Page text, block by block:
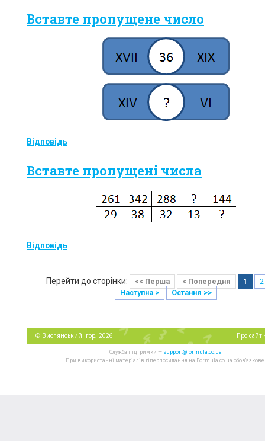
Вставте пропущене число
Відповідь
Вставте пропущені числа
Відповідь
Перейти до сторінки: << Перша < Попередня 1
2
Наступна >
Остання >>
© Виспянський Ігор, 2026 Про сайт
Служба підтримки — support@formula.co.ua
При використанні матеріалів гіперпосилання на Formula.co.ua обов'язкове.